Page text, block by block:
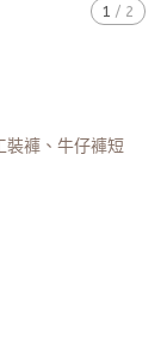
1 / 2
褲、牛仔褲短